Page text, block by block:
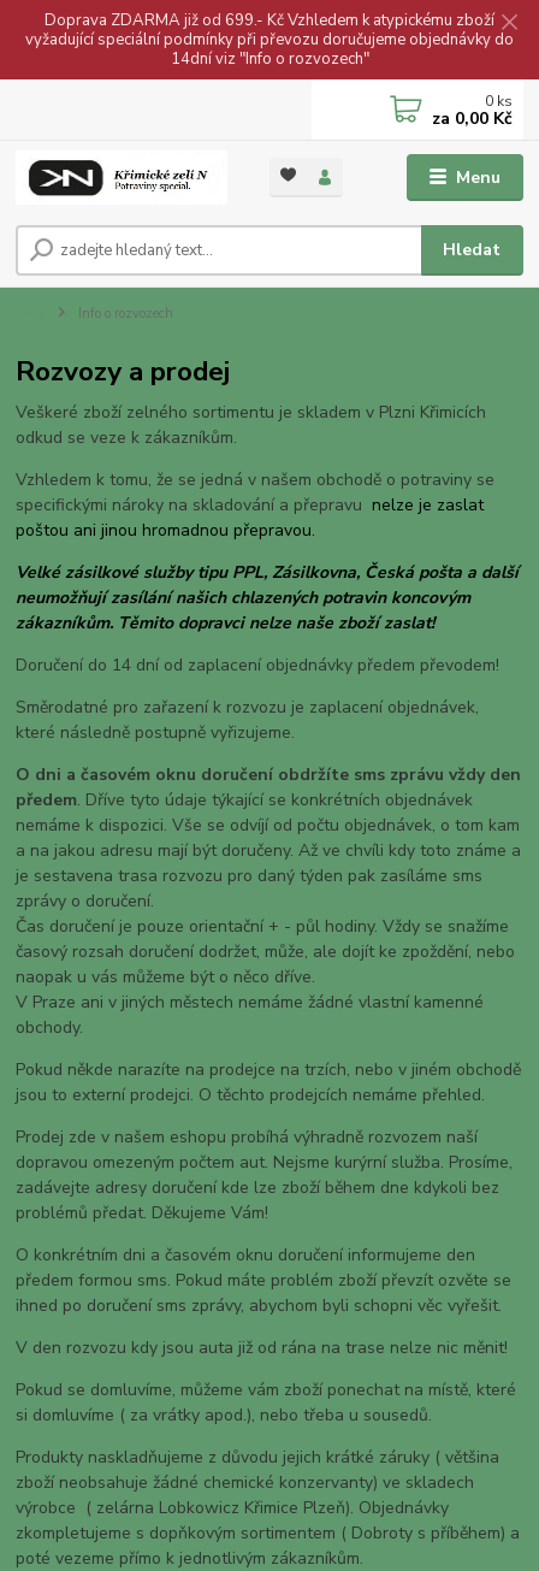
Doprava ZDARMA již od 699.- Kč Vzhledem k atypickému zboží
vyžadující speciální podmínky při převozu doručujeme objednávky do
14dní viz "Info o rozvozech"
Menu
Hledat
0 ks
za 0,00 Kč
Info o rozvozech
Rozvozy a prodej
Veškeré zboží zelného sortimentu je skladem v Plzni Křimicích
odkud se veze k zákazníkům.
Vzhledem k tomu, že se jedná v našem obchodě o potraviny se
specifickými nároky na skladování a přepravu nelze je zaslat
poštou ani jinou hromadnou přepravou.
Velké zásilkové služby tipu PPL, Zásilkovna, Česká pošta a další
neumožňují zasílání našich chlazených potravin koncovým
zákazníkům. Těmito dopravci nelze naše zboží zaslat!
Doručení do 14 dní od zaplacení objednávky předem převodem!
Směrodatné pro zařazení k rozvozu je zaplacení objednávek,
které následně postupně vyřizujeme.
O dni a časovém oknu doručení obdržíte sms zprávu vždy den
předem. Dříve tyto údaje týkající se konkrétních objednávek
nemáme k dispozici. Vše se odvíjí od počtu objednávek, o tom kam
a na jakou adresu mají být doručeny. Až ve chvíli kdy toto známe a
je sestavena trasa rozvozu pro daný týden pak zasíláme sms
zprávy o doručení.
Čas doručení je pouze orientační + - půl hodiny. Vždy se snažíme
časový rozsah doručení dodržet, může, ale dojít ke zpoždění, nebo
naopak u vás můžeme být o něco dříve.
V Praze ani v jiných městech nemáme žádné vlastní kamenné
obchody.
Pokud někde narazíte na prodejce na trzích, nebo v jiném obchodě
jsou to externí prodejci. O těchto prodejcích nemáme přehled.
Prodej zde v našem eshopu probíhá výhradně rozvozem naší
dopravou omezeným počtem aut. Nejsme kurýrní služba. Prosíme,
zadávejte adresy doručení kde lze zboží během dne kdykoli bez
problémů předat. Děkujeme Vám!
O konkrétním dni a časovém oknu doručení informujeme den
předem formou sms. Pokud máte problém zboží převzít ozvěte se
ihned po doručení sms zprávy, abychom byli schopni věc vyřešit.
V den rozvozu kdy jsou auta již od rána na trase nelze nic měnit!
Pokud se domluvíme, můžeme vám zboží ponechat na místě, které
si domluvíme ( za vrátky apod.), nebo třeba u sousedů.
Produkty naskladňujeme z důvodu jejich krátké záruky ( většina
zboží neobsahuje žádné chemické konzervanty) ve skladech
výrobce ( zelárna Lobkowicz Křimice Plzeň). Objednávky
zkompletujeme s dopňkovým sortimentem ( Dobroty s příběhem) a
poté vezeme přímo k jednotlivým zákazníkům.